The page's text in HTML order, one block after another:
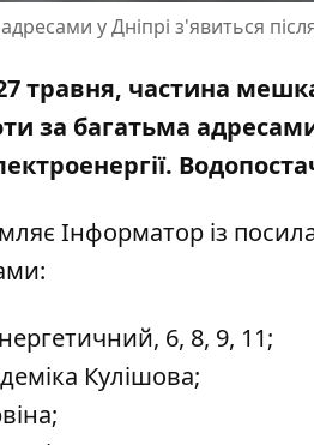
у Дніпрі з'явиться
травня, частина
за багатьма
Інформатор із
6, 8, 9, 11;
Кулішова;